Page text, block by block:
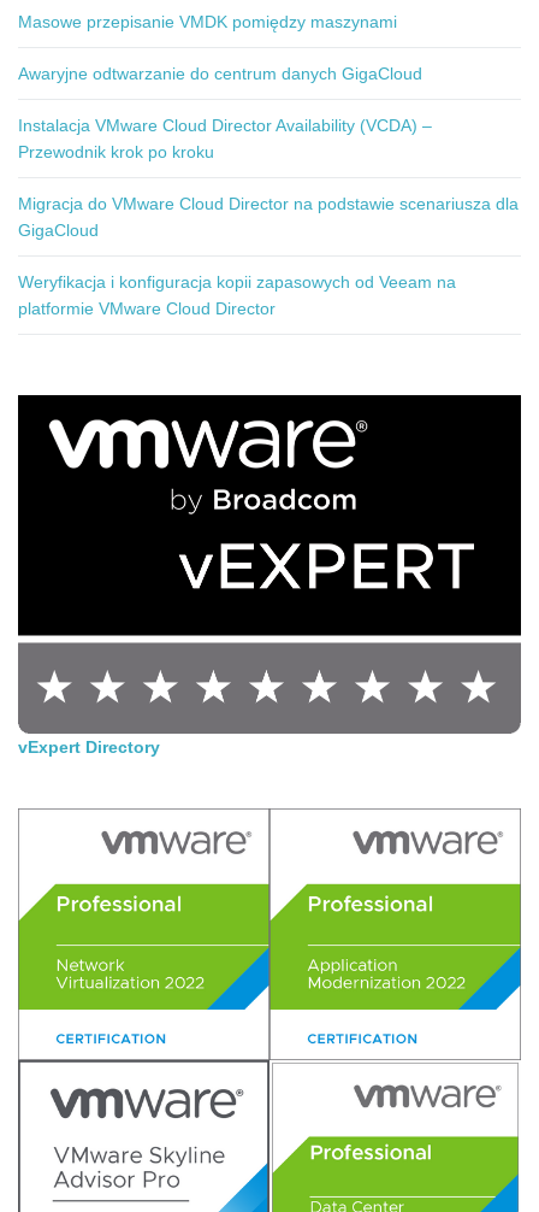
Masowe przepisanie VMDK pomiędzy maszynami
Awaryjne odtwarzanie do centrum danych GigaCloud
Instalacja VMware Cloud Director Availability (VCDA) –
Przewodnik krok po kroku
Migracja do VMware Cloud Director na podstawie scenariusza dla
GigaCloud
Weryfikacja i konfiguracja kopii zapasowych od Veeam na
platformie VMware Cloud Director
vExpert Directory